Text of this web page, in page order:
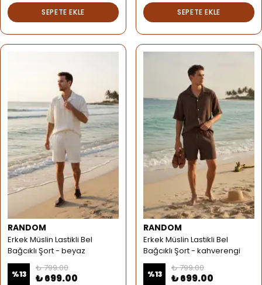
SEPETE EKLE SEPETE EKLE
RANDOM
Erkek Müslin Lastikli Bel
Bağcıklı Şort - beyaz
%13
₺ 799.00
₺ 699.00
RANDOM
Erkek Müslin Lastikli Bel
Bağcıklı Şort - kahverengi
%13
₺ 799.00
₺ 699.00